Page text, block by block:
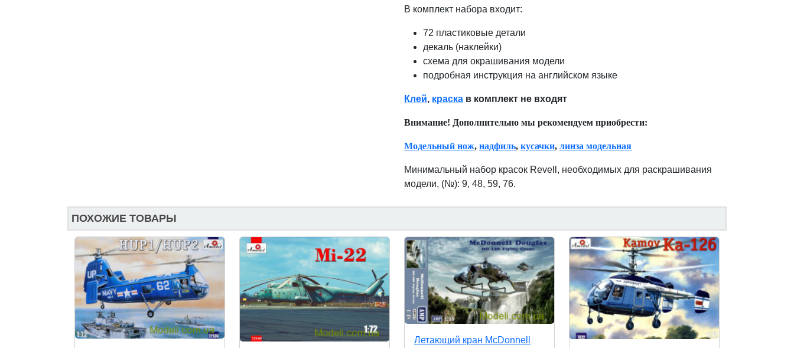
В комплект набора входит:
72 пластиковые детали
декаль (наклейки)
схема для окрашивания модели
подробная инструкция на английском языке
Клей, краска в комплект не входят
Внимание! Дополнительно мы рекомендуем приобрести:
Модельный нож, надфиль, кусачки, линза модельная
Минимальный набор красок Revell, необходимых для раскрашивания
модели, (№): 9, 48, 59, 76.
ПОХОЖИЕ ТОВАРЫ
Летающий кран McDonnell